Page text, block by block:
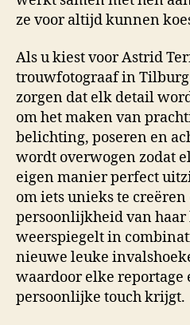
ze voor altijd kunnen
Als u kiest voor Astrid
trouwfotograaf in
zorgen dat elk detail
om het maken van
belichting, poseren en
wordt overwogen zodat
eigen manier perfect
om iets unieks te creëren
persoonlijkheid van
weerspiegelt in
nieuwe leuke
waardoor elke reportage
persoonlijke touch krijgt.